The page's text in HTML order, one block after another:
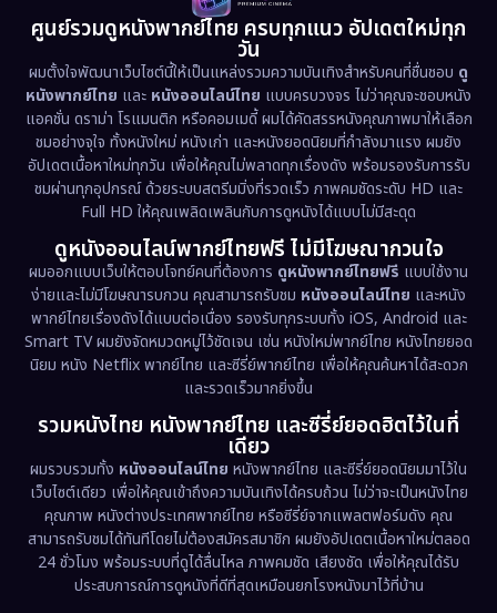
Disaster (13)
Disney+ (5)
Documentary สารคดี (93)
Drama ดราม่า (1,486)
Dystopian (17)
Emotional (61)
Epic มหากาพย์ (221)
Erotic (36)
Family ครอบครัว (369)
Fantasy จินตนาการ (331)
Fiction (9)
Film (57)
1978
1962
ศูนย์รวมดูหนังพากย์ไทย ครบทุกแนว อัปเดตใหม่ทุก
วัน
ผมตั้งใจพัฒนาเว็บไซต์นี้ให้เป็นแหล่งรวมความบันเทิงสำหรับคนที่ชื่นชอบ ดู
หนังพากย์ไทย และ หนังออนไลน์ไทย แบบครบวงจร ไม่ว่าคุณจะชอบหนัง
แอคชั่น ดราม่า โรแมนติก หรือคอมเมดี้ ผมได้คัดสรรหนังคุณภาพมาให้เลือก
ชมอย่างจุใจ ทั้งหนังใหม่ หนังเก่า และหนังยอดนิยมที่กำลังมาแรง ผมยัง
อัปเดตเนื้อหาใหม่ทุกวัน เพื่อให้คุณไม่พลาดทุกเรื่องดัง พร้อมรองรับการรับ
ชมผ่านทุกอุปกรณ์ ด้วยระบบสตรีมมิ่งที่รวดเร็ว ภาพคมชัดระดับ HD และ
Full HD ให้คุณเพลิดเพลินกับการดูหนังได้แบบไม่มีสะดุด
ดูหนังออนไลน์พากย์ไทยฟรี ไม่มีโฆษณากวนใจ
ผมออกแบบเว็บให้ตอบโจทย์คนที่ต้องการ ดูหนังพากย์ไทยฟรี แบบใช้งาน
ง่ายและไม่มีโฆษณารบกวน คุณสามารถรับชม หนังออนไลน์ไทย และหนัง
พากย์ไทยเรื่องดังได้แบบต่อเนื่อง รองรับทุกระบบทั้ง iOS, Android และ
Smart TV ผมยังจัดหมวดหมู่ไว้ชัดเจน เช่น หนังใหม่พากย์ไทย หนังไทยยอด
นิยม หนัง Netflix พากย์ไทย และซีรี่ย์พากย์ไทย เพื่อให้คุณค้นหาได้สะดวก
และรวดเร็วมากยิ่งขึ้น
รวมหนังไทย หนังพากย์ไทย และซีรี่ย์ยอดฮิตไว้ในที่
เดียว
ผมรวบรวมทั้ง หนังออนไลน์ไทย หนังพากย์ไทย และซีรี่ย์ยอดนิยมมาไว้ใน
เว็บไซต์เดียว เพื่อให้คุณเข้าถึงความบันเทิงได้ครบถ้วน ไม่ว่าจะเป็นหนังไทย
คุณภาพ หนังต่างประเทศพากย์ไทย หรือซีรี่ย์จากแพลตฟอร์มดัง คุณ
สามารถรับชมได้ทันทีโดยไม่ต้องสมัครสมาชิก ผมยังอัปเดตเนื้อหาใหม่ตลอด
24 ชั่วโมง พร้อมระบบที่ดูได้ลื่นไหล ภาพคมชัด เสียงชัด เพื่อให้คุณได้รับ
ประสบการณ์การดูหนังที่ดีที่สุดเหมือนยกโรงหนังมาไว้ที่บ้าน